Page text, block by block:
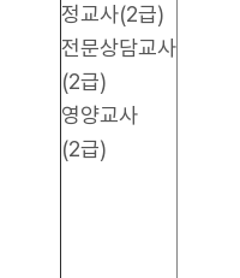
정교사(2급)
전문상담교사
(2급)
영양교사
(2급)